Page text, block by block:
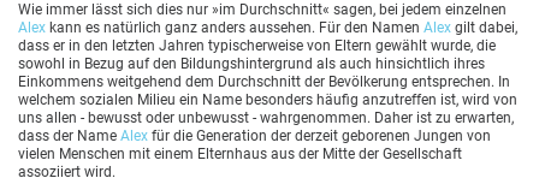
Wie immer lässt sich dies nur »im Durchschnitt« sagen, bei jedem einzelnen
Alex kann es natürlich ganz anders aussehen. Für den Namen Alex gilt dabei,
dass er in den letzten Jahren typischerweise von Eltern gewählt wurde, die
sowohl in Bezug auf den Bildungshintergrund als auch hinsichtlich ihres
Einkommens weitgehend dem Durchschnitt der Bevölkerung entsprechen. In
welchem sozialen Milieu ein Name besonders häufig anzutreffen ist, wird von
uns allen - bewusst oder unbewusst - wahrgenommen. Daher ist zu erwarten,
dass der Name Alex für die Generation der derzeit geborenen Jungen von
vielen Menschen mit einem Elternhaus aus der Mitte der Gesellschaft
assoziiert wird.